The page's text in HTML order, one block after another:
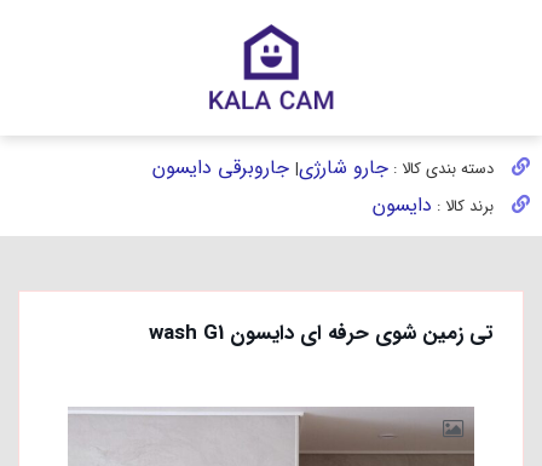
دسته بندی کالا : جارو شارژی| جاروبرقی دایسون
برند کالا : دایسون
تی زمین شوی حرفه ای دایسون wash G1